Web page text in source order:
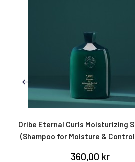
Oribe Eternal Curls Moisturizing
(Shampoo for Moisture &
360,00 kr